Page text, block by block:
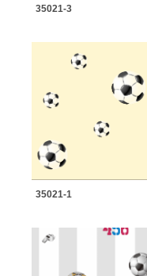
35021-3
35021-1